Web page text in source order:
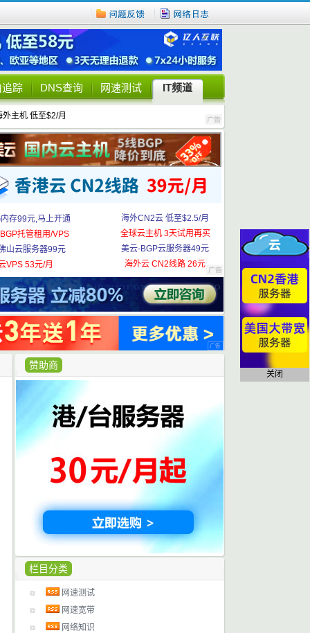
踪 DNS查询 网速测试 IT频道
外主机 低至$2/月
存99元,马上开通
托管租用/VPS
山云服务器99元
VPS 53元/月
海外CN2云 低至$2.5/月
全球云主机 3天试用再买
美云-BGP云服务器49元
海外云 CN2线路 26元
赞助商
栏目分类
网速测试
网速宽带
网络知识
关闭